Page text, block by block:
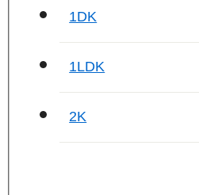
1DK
1LDK
2K